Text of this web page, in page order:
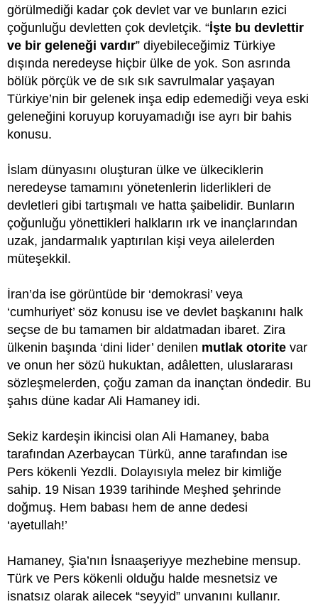
görülmediği kadar çok devlet var ve bunların ezici
çoğunluğu devletten çok devletçik. “İşte bu devlettir
ve bir geleneği vardır” diyebileceğimiz Türkiye
dışında neredeyse hiçbir ülke de yok. Son asrında
bölük pörçük ve de sık sık savrulmalar yaşayan
Türkiye’nin bir gelenek inşa edip edemediği veya eski
geleneğini koruyup koruyamadığı ise ayrı bir bahis
konusu.
İslam dünyasını oluşturan ülke ve ülkeciklerin
neredeyse tamamını yönetenlerin liderlikleri de
devletleri gibi tartışmalı ve hatta şaibelidir. Bunların
çoğunluğu yönettikleri halkların ırk ve inançlarından
uzak, jandarmalık yaptırılan kişi veya ailelerden
müteşekkil.
İran’da ise görüntüde bir ‘demokrasi’ veya
‘cumhuriyet’ söz konusu ise ve devlet başkanını halk
seçse de bu tamamen bir aldatmadan ibaret. Zira
ülkenin başında ‘dini lider’ denilen mutlak otorite var
ve onun her sözü hukuktan, adâletten, uluslararası
sözleşmelerden, çoğu zaman da inançtan öndedir. Bu
şahıs düne kadar Ali Hamaney idi.
Sekiz kardeşin ikincisi olan Ali Hamaney, baba
tarafından Azerbaycan Türkü, anne tarafından ise
Pers kökenli Yezdli. Dolayısıyla melez bir kimliğe
sahip. 19 Nisan 1939 tarihinde Meşhed şehrinde
doğmuş. Hem babası hem de anne dedesi
‘ayetullah!’
Hamaney, Şia’nın İsnaaşeriyye mezhebine mensup.
Türk ve Pers kökenli olduğu halde mesnetsiz ve
isnatsız olarak ailecek “seyyid” unvanını kullanır.